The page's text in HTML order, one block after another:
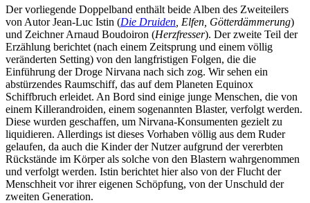
Der vorliegende Doppelband enthält beide Alben des Zweiteilers
von Autor Jean-Luc Istin (Die Druiden , Elfen, Götterdämmerung)
und Zeichner Arnaud Boudoiron (Herzfresser). Der zweite Teil der
Erzählung berichtet (nach einem Zeitsprung und einem völlig
veränderten Setting) von den langfristigen Folgen, die die
Einführung der Droge Nirvana nach sich zog. Wir sehen ein
abstürzendes Raumschiff, das auf dem Planeten Equinox
Schiffbruch erleidet. An Bord sind einige junge Menschen, die von
einem Killerandroiden, einem sogenannten Blaster, verfolgt werden.
Diese wurden geschaffen, um Nirvana-Konsumenten gezielt zu
liquidieren. Allerdings ist dieses Vorhaben völlig aus dem Ruder
gelaufen, da auch die Kinder der Nutzer aufgrund der vererbten
Rückstände im Körper als solche von den Blastern wahrgenommen
und verfolgt werden. Istin berichtet hier also von der Flucht der
Menschheit vor ihrer eigenen Schöpfung, von der Unschuld der
zweiten Generation.